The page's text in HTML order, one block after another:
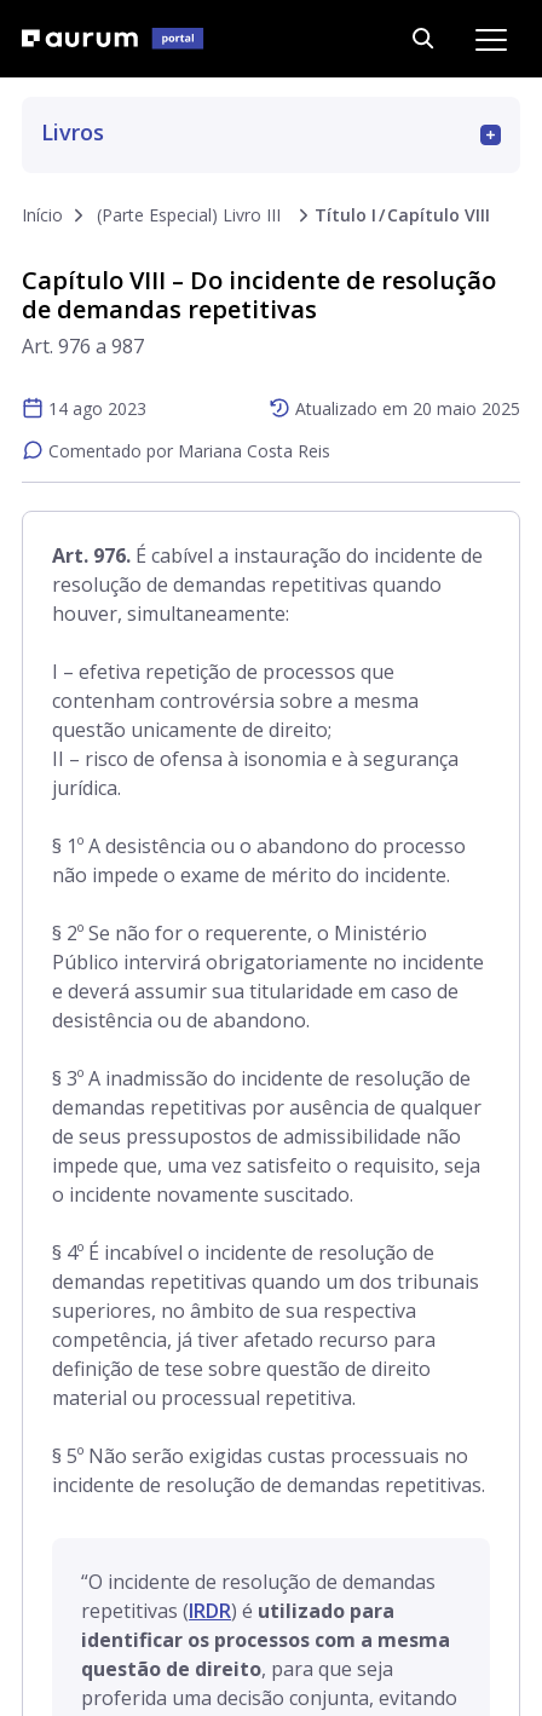
Livros
Art. 16 a 69
Art. 294 a 311
Art. 312 a 317
Parte Especial
Art. 318 a 770
Art. 771 a 925
Art. 926 a 1.044
Art. 1.045 a 1.072
Início (Parte Especial) Livro III Título I Capítulo VIII
Capítulo VIII – Do incidente de resolução
de demandas repetitivas
Art. 976 a 987
Comentado por Mariana Costa Reis
14 ago 2023 Atualizado em 20 maio 2025
Art. 976. É cabível a instauração do incidente de
resolução de demandas repetitivas quando
houver, simultaneamente:
I – efetiva repetição de processos que
contenham controvérsia sobre a mesma
questão unicamente de direito;
II – risco de ofensa à isonomia e à segurança
jurídica.
§ 1º A desistência ou o abandono do processo
não impede o exame de mérito do incidente.
§ 2º Se não for o requerente, o Ministério
Público intervirá obrigatoriamente no incidente
e deverá assumir sua titularidade em caso de
desistência ou de abandono.
§ 3º A inadmissão do incidente de resolução de
demandas repetitivas por ausência de qualquer
de seus pressupostos de admissibilidade não
impede que, uma vez satisfeito o requisito, seja
o incidente novamente suscitado.
§ 4º É incabível o incidente de resolução de
demandas repetitivas quando um dos tribunais
superiores, no âmbito de sua respectiva
competência, já tiver afetado recurso para
definição de tese sobre questão de direito
material ou processual repetitiva.
§ 5º Não serão exigidas custas processuais no
incidente de resolução de demandas repetitivas.
“O incidente de resolução de demandas
repetitivas (IRDR) é utilizado para
identificar os processos com a mesma
questão de direito, para que seja
proferida uma decisão conjunta, evitando